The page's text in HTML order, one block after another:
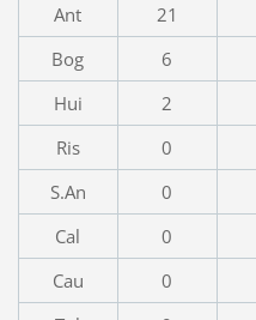
Ant
21
Bog
6
Hui
2
Ris
0
S.An
0
Cal
0
Cau
0